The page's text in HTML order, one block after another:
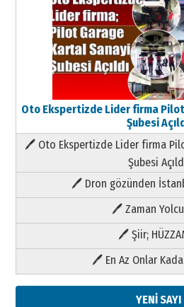
Oto Ekspertizde Lider firma
Şubesi
🖊 Oto Ekspertizde Lider firma
Şubesi
🖊 Dron gözünden
🖊 Zaman
🖊 Şiir;
🖊 En Az Onlar
YENİ SAYI